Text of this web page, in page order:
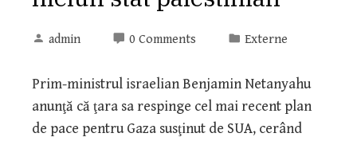
admin 0 Comments Externe
Prim-ministrul israelian Benjamin Netanyahu
anunţă că ţara sa respinge cel mai recent plan
de pace pentru Gaza susţinut de SUA, cerând